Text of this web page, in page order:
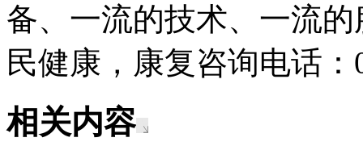
备、一流的技术、一流
民健康，康复咨询电话：
相关内容